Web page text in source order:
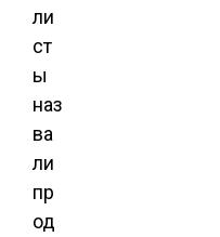
ли
ст
ы
наз
ва
ли
пр
од